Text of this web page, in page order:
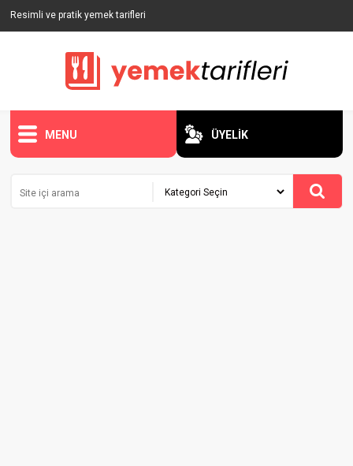
Resimli ve pratik yemek tarifleri
MENU ÜYELİK